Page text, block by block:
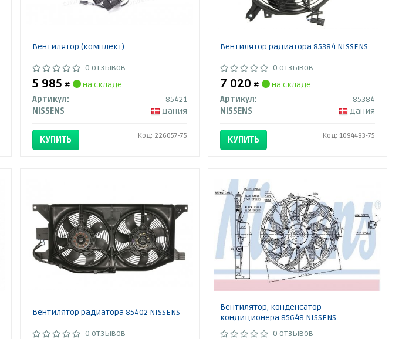
Вентилятор (комплект)
0 отзывов
5 985₴
на складе
Артикул:
85421
NISSENS
Дания
КУПИТЬ Код: 226057-75
Вентилятор радиатора 85384 NISSENS
0 отзывов
7 020₴
на складе
Артикул:
85384
NISSENS
Дания
КУПИТЬ Код: 1094493-75
Вентилятор радиатора 85402 NISSENS
0 отзывов
Вентилятор, конденсатор
кондиционера 85648 NISSENS
0 отзывов